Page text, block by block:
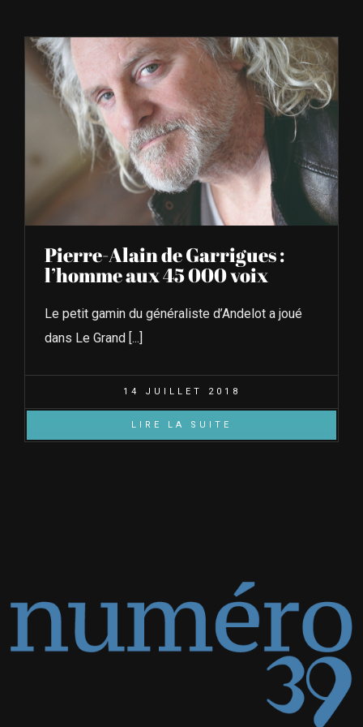
À L’AGENDA
OÙ TROUVER NUMÉRO 39
LIRE NUMÉRO 39
Pierre-Alain de Garrigues :
l’homme aux 45 000 voix
Le petit gamin du généraliste d’Andelot a joué
dans Le Grand [...]
14 JUILLET 2018
LIRE LA SUITE